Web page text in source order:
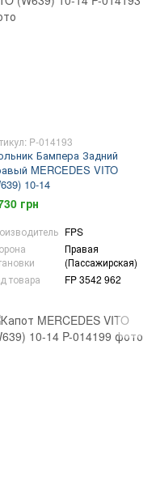
P-014193
Бампера Задний
MERCEDES VITO
10-14
грн
FPS
Правая
(Пассажирская)
товара
FP 3542 962